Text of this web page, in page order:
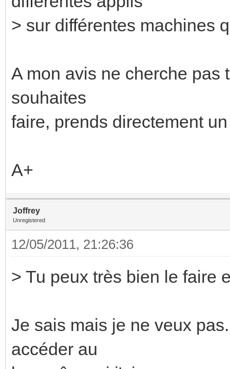
> sur différentes machines
A mon avis ne cherche pas
souhaites
faire, prends directement
A+
Joffrey
Unregistered
12/05/2011, 21:26:36
> Tu peux très bien le faire
Je sais mais je ne veux
accéder au